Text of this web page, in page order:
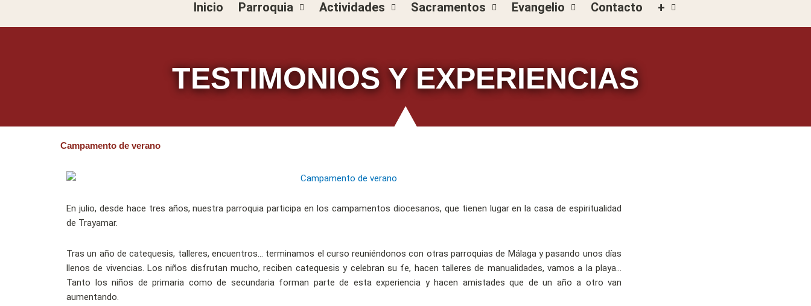
Inicio Parroquia Actividades Sacramentos Evangelio Contacto +
TESTIMONIOS Y EXPERIENCIAS
Campamento de verano
En julio, desde hace tres años, nuestra parroquia participa en los campamentos diocesanos, que tienen lugar en la casa de espiritualidad
de Trayamar.
Tras un año de catequesis, talleres, encuentros… terminamos el curso reuniéndonos con otras parroquias de Málaga y pasando unos días
llenos de vivencias. Los niños disfrutan mucho, reciben catequesis y celebran su fe, hacen talleres de manualidades, vamos a la playa…
Tanto los niños de primaria como de secundaria forman parte de esta experiencia y hacen amistades que de un año a otro van
aumentando.